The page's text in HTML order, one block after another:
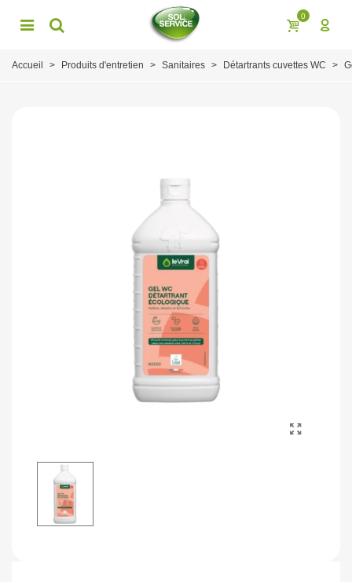
0
Accueil > Produits d'entretien > Sanitaires > Détartrants cuvettes WC >